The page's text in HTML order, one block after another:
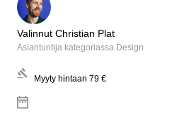
Valinnut Christian Plat
Asiantuntija kategoriassa Design
Myyty hintaan 79 €